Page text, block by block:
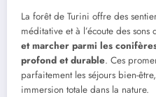
La forêt de Turini offre des
méditative et à l’écoute des sons
et marcher parmi les
profond et durable. Ces
parfaitement les séjours bien-
immersion totale dans la nature.